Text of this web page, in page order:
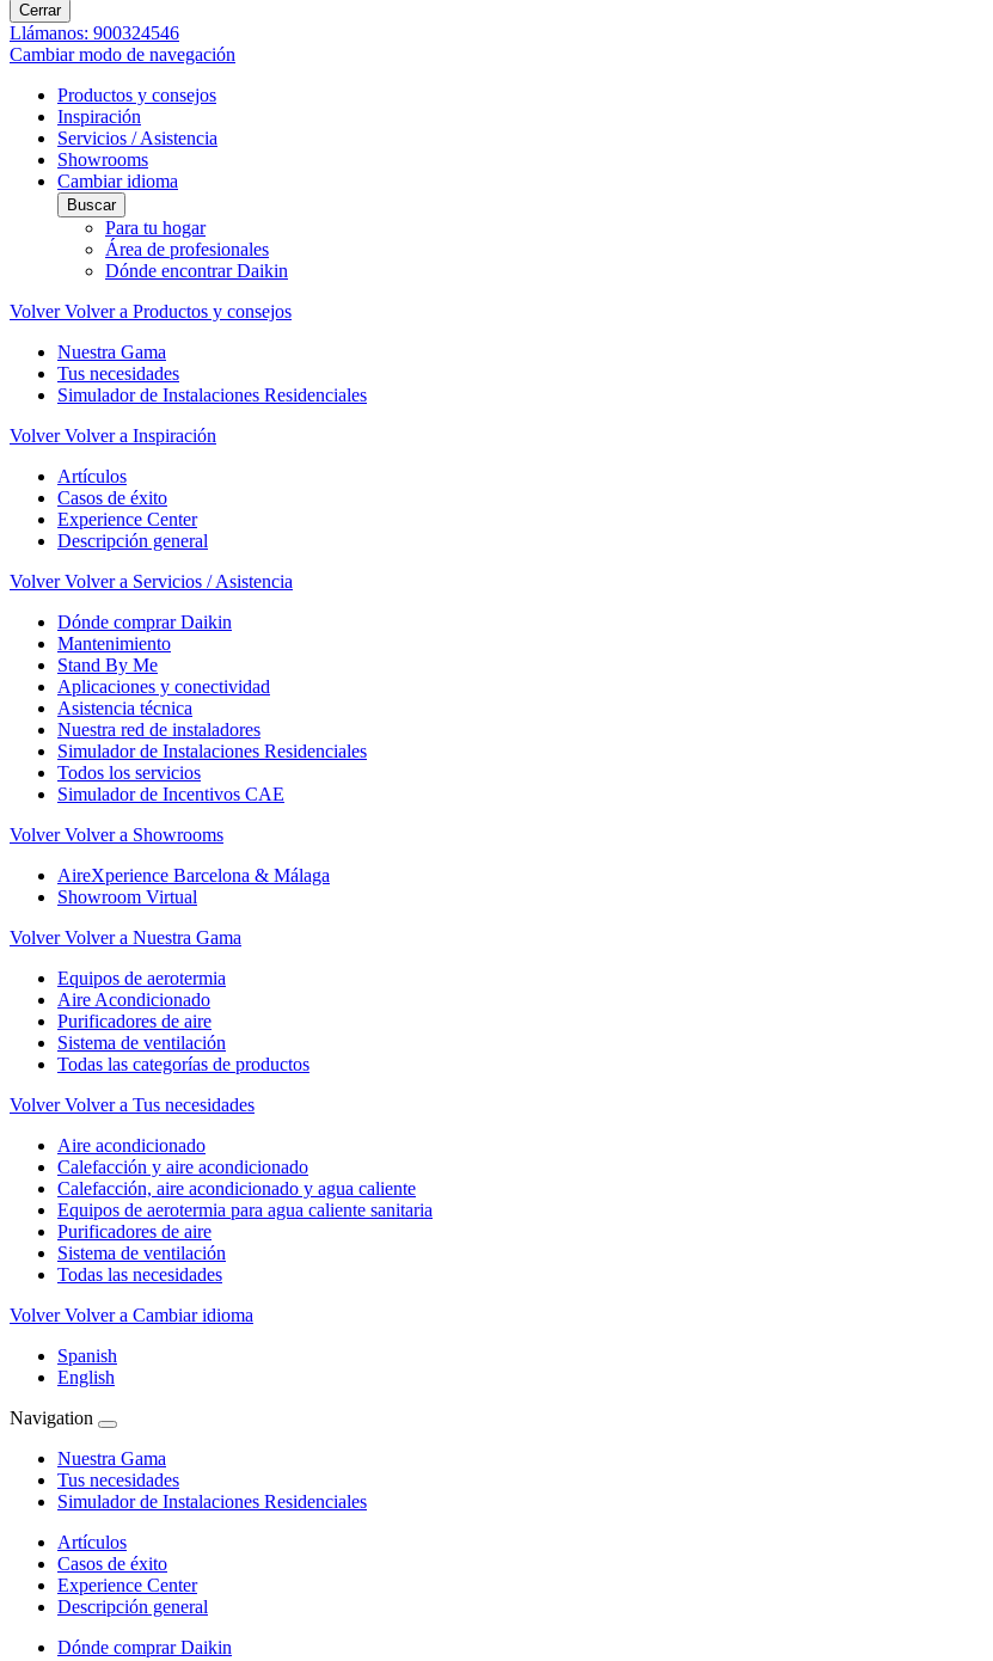
Cerrar
Llámanos: 900324546
Cambiar modo de navegación
Productos y consejos
Inspiración
Servicios / Asistencia
Showrooms
Cambiar idioma
Buscar
Para tu hogar
Área de profesionales
Dónde encontrar Daikin
Volver Volver a Productos y consejos
Nuestra Gama
Tus necesidades
Simulador de Instalaciones Residenciales
Volver Volver a Inspiración
Artículos
Casos de éxito
Experience Center
Descripción general
Volver Volver a Servicios / Asistencia
Dónde comprar Daikin
Mantenimiento
Stand By Me
Aplicaciones y conectividad
Asistencia técnica
Nuestra red de instaladores
Simulador de Instalaciones Residenciales
Todos los servicios
Simulador de Incentivos CAE
Volver Volver a Showrooms
AireXperience Barcelona & Málaga
Showroom Virtual
Volver Volver a Nuestra Gama
Equipos de aerotermia
Aire Acondicionado
Purificadores de aire
Sistema de ventilación
Todas las categorías de productos
Volver Volver a Tus necesidades
Aire acondicionado
Calefacción y aire acondicionado
Calefacción, aire acondicionado y agua caliente
Equipos de aerotermia para agua caliente sanitaria
Purificadores de aire
Sistema de ventilación
Todas las necesidades
Volver Volver a Cambiar idioma
Spanish
English
Navigation
Nuestra Gama
Tus necesidades
Simulador de Instalaciones Residenciales
Artículos
Casos de éxito
Experience Center
Descripción general
Dónde comprar Daikin